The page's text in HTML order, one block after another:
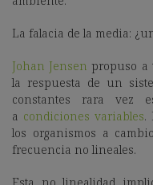
La falacia de la media:
Johan Jensen propuso a
la respuesta de un
constantes rara vez
a condiciones variables.
los organismos a
frecuencia no lineales.